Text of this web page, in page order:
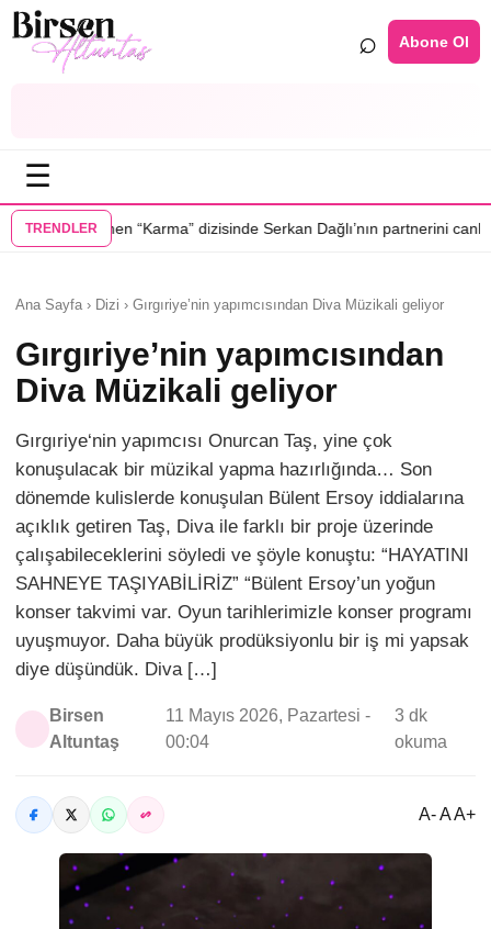
⌕ Abone Ol
☰
TRENDLER
dizisinde Serkan Dağlı’nın partnerini canlandıracak•Daha
Ana Sayfa › Dizi › Gırgıriye’nin yapımcısından Diva Müzikali geliyor
Gırgıriye’nin yapımcısından
Diva Müzikali geliyor
Gırgıriye‘nin yapımcısı Onurcan Taş, yine çok
konuşulacak bir müzikal yapma hazırlığında… Son
dönemde kulislerde konuşulan Bülent Ersoy iddialarına
açıklık getiren Taş, Diva ile farklı bir proje üzerinde
çalışabileceklerini söyledi ve şöyle konuştu: “HAYATINI
SAHNEYE TAŞIYABİLİRİZ” “Bülent Ersoy’un yoğun
konser takvimi var. Oyun tarihlerimizle konser programı
uyuşmuyor. Daha büyük prodüksiyonlu bir iş mi yapsak
diye düşündük. Diva […]
Birsen
Altuntaş
11 Mayıs 2026, Pazartesi -
00:04
3 dk
okuma
A- A A+